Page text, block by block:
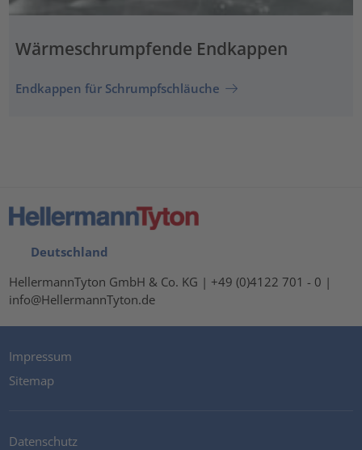
Wärmeschrumpfende Endkappen
Endkappen für Schrumpfschläuche
Deutschland
HellermannTyton GmbH & Co. KG | +49 (0)4122 701 - 0 |
info@HellermannTyton.de
Impressum
Sitemap
Datenschutz